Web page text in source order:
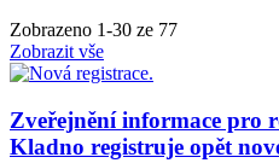
Zobrazeno 1-30 ze 77
Zobrazit vše
Zveřejnění informace pro
Kladno registruje opět